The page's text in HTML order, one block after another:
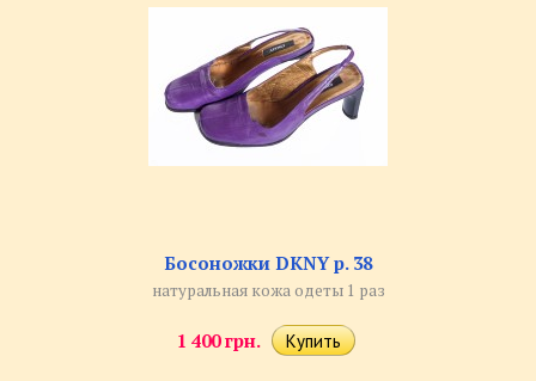
Босоножки DKNY р. 38
натуральная кожа одеты 1 раз
1 400 грн.